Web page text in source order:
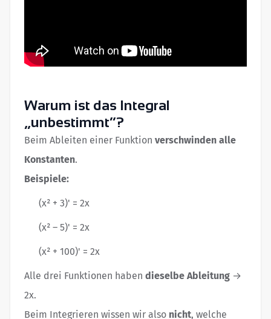
Warum ist das Integral
„unbestimmt“?
Beim Ableiten einer Funktion verschwinden alle
Konstanten.
Beispiele:
(x² + 3)' = 2x
(x² – 5)' = 2x
(x² + 100)' = 2x
Alle drei Funktionen haben dieselbe Ableitung →
2x.
Beim Integrieren wissen wir also nicht, welche